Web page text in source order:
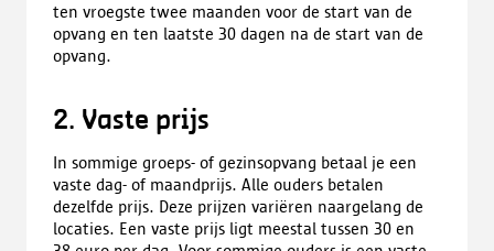
ten vroegste twee maanden voor de start van de
opvang en ten laatste 30 dagen na de start van de
opvang.
2. Vaste prijs
In sommige groeps- of gezinsopvang betaal je een
vaste dag- of maandprijs. Alle ouders betalen
dezelfde prijs. Deze prijzen variëren naargelang de
locaties. Een vaste prijs ligt meestal tussen 30 en